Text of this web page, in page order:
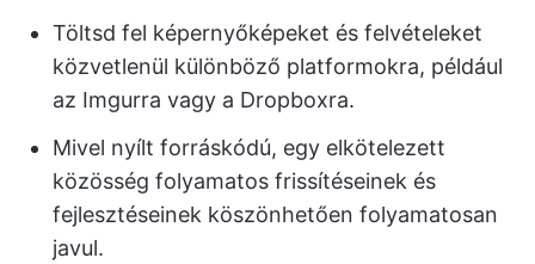
Töltsd fel képernyőképeket és felvételeket
közvetlenül különböző platformokra, például
az Imgurra vagy a Dropboxra.
Mivel nyílt forráskódú, egy elkötelezett
közösség folyamatos frissítéseinek és
fejlesztéseinek köszönhetően folyamatosan
javul.